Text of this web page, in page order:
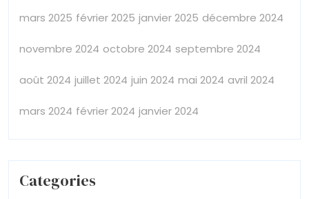
mars 2025 février 2025 janvier 2025 décembre 2024
novembre 2024 octobre 2024 septembre 2024
août 2024 juillet 2024 juin 2024 mai 2024 avril 2024
mars 2024 février 2024 janvier 2024
Categories